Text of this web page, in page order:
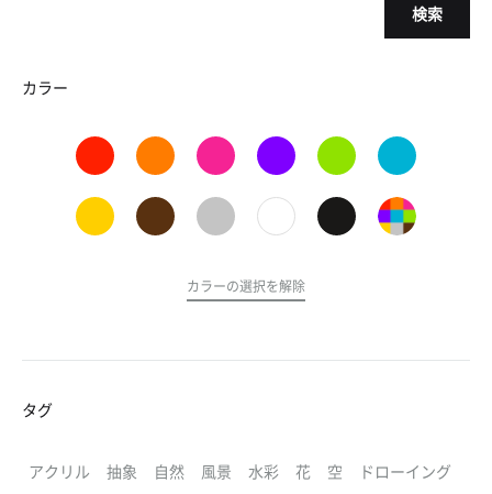
検索
カラー
カラーの選択を解除
タグ
アクリル 抽象 自然 風景 水彩 花 空 ドローイング